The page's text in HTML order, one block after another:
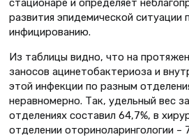
стационаре и определяет
развития эпидемической ситуации
инфицированию.
Из таблицы видно, что на
заносов ацинетобактериоза и
этой инфекции по разным
неравномерно. Так, удельный вес
отделениях составил 64,7%, в
отделении оториноларингологии –